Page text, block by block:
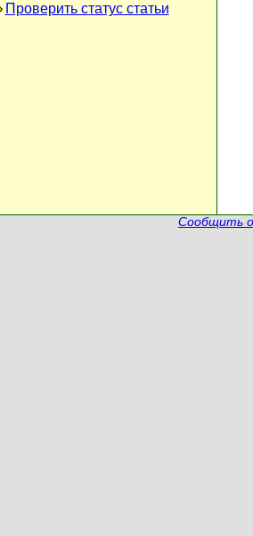
Проверить статус статьи
Сообщить о